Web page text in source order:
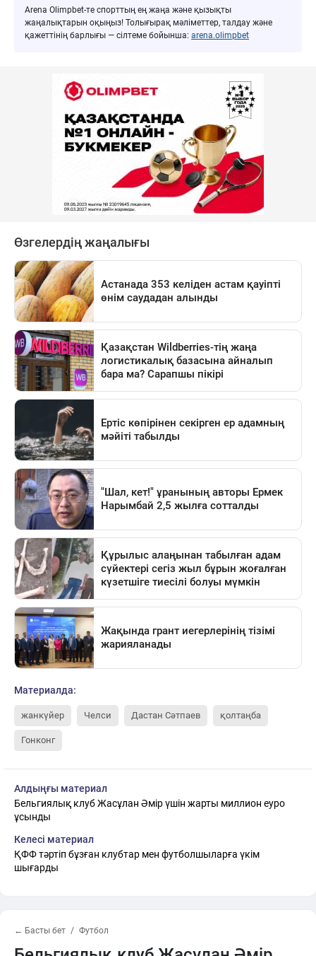
Arena Olimpbet-те спорттың ең жаңа және қызықты
жаңалықтарын оқыңыз! Толығырақ мәліметтер, талдау және
қажеттінің барлығы — сілтеме бойынша: arena.olimpbet
Материалда:
жанкүйер Челси Дастан Сәтпаев қолтаңба
Гонконг
Алдыңғы материал
Бельгиялық клуб Жасұлан Әмір үшін жарты миллион еуро
ұсынды
Келесі материал
ҚФФ тәртіп бұзған клубтар мен футболшыларға үкім
шығарды
← Басты бет Футбол